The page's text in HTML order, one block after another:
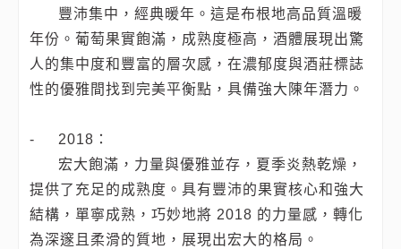
豐沛集中，經典暖年。這是布根地高品質溫暖
年份。葡萄果實飽滿，成熟度極高，酒體展現出驚
人的集中度和豐富的層次感，在濃郁度與酒莊標誌
性的優雅間找到完美平衡點，具備強大陳年潛力。
-
2018：
宏大飽滿，力量與優雅並存，夏季炎熱乾燥，
提供了充足的成熟度。具有豐沛的果實核心和強大
結構，單寧成熟，巧妙地將 2018 的力量感，轉化
為深邃且柔滑的質地，展現出宏大的格局。